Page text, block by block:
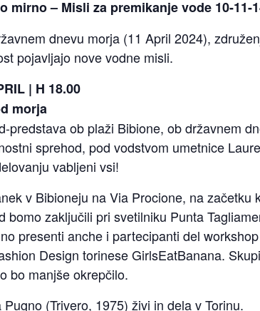
mirno – Misli za premikanje vode 10-11-
dnevu morja (11 April 2024),
pojavljajo nove vodne misli.
| H 18.00
morja
predstava ob plaži Bibione, ob državnem
sprehod, pod vodstvom umetnice
vabljeni vsi!
v Bibioneju na Via Procione, na začetku
bomo zaključili pri svetilniku Punta
presenti anche i partecipanti del
Design torinese GirlsEatBanana.
bo manjše okrepčilo.
Pugno (Trivero, 1975) živi in ​​dela v Torinu.